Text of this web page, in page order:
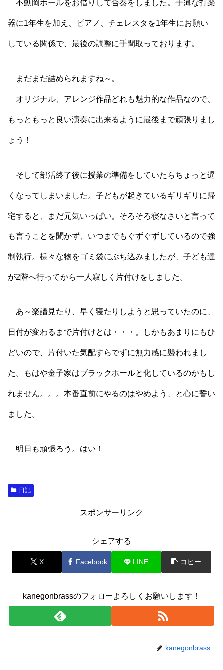
不動岡ホールをお借りして合奏をしました。手薄な打楽
器に1年生を加え、ピアノ、チェレスタを1年生にお願い
している関係で、最後の調整に手間取っております。
まだまだ詰められますね～。
オリジナル、アレンジ作品どれも魅力的な作品なので、
もっともっと良い演奏に出来るように最後まで頑張りまし
ょう！
そして部活終了後に授業の準備をしていたらちょっと遅
くなってしまいました。子どもが起きているギリギリに帰
宅すると、まだ元気いっぱい。そろそろ寝なさいと言って
も言うことを聞かず、いつまでもぐずぐずしているので強
制執行。様々な物をゴミ袋にぶち込みましたが、子ども達
が2階へ行ってから一人寂しく片付けをしました。
あ～楽譜見たり、早く寝たりしようと思っていたのに、
日付が変わるまで片付けとは・・・。しかもあまりにもひ
どいので、片付いた気配すらでずに無力感に襲われまし
た。もはや金子家はブラックホールと化しているのかもし
れません。。。本番直前にやるのはやめよう、と心に誓い
ました。
明日も頑張ろう。はい！
日記
スポンサーリンク
シェアする
X Facebook LINE コピー
kanegonbrassのフォローよろしくお願いします！
kanegonbrass